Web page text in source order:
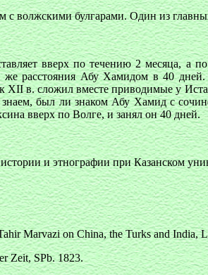
волжскими булгарами. Один из
вверх по течению 2 месяца,
же расстояния Абу Хамидом в 40
XII в. сложил вместе приводимые у
был ли знаком Абу Хамид с
вверх по Волге, и занял он 40 дней.
и этнографии при Казанском
Marvazi on China, the Turks and India,
Zeit, SPb. 1823.